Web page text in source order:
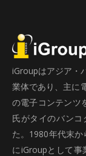
iGroupはアジア・
業体であり、主に
の電子コンテンツ
氏がタイのバン
た。1980年代末
にiGroupとして